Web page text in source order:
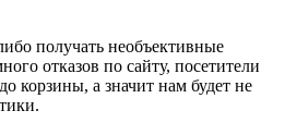
получать необъективные
отказов по сайту, посетители
корзины, а значит нам будет не